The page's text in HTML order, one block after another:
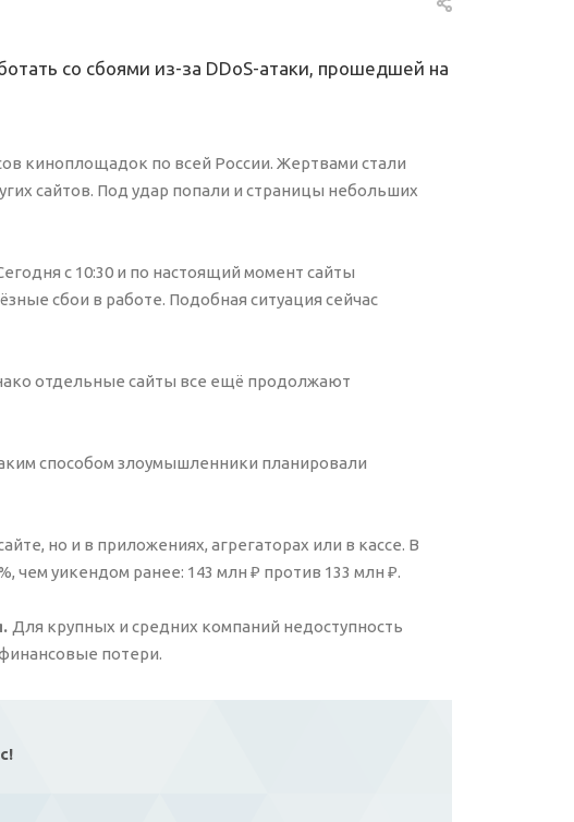
со сбоями из-за DDoS-атаки, прошедшей на
киноплощадок по всей России. Жертвами стали
сайтов. Под удар попали и страницы небольших
с 10:30 и по настоящий момент сайты
сбои в работе. Подобная ситуация сейчас
отдельные сайты все ещё продолжают
способом злоумышленники планировали
но и в приложениях, агрегаторах или в кассе. В
уикендом ранее: 143 млн ₽ против 133 млн ₽.
Для крупных и средних компаний недоступность
потери.